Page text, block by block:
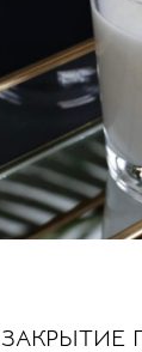
ЗАКРЫТИЕ